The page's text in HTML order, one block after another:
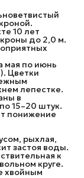
10 лет
до 2,0 м.
мая по июнь
Цветки
лепестке.
в
15–20 штук.
понижение
рыхлая,
застоя воды.
к
круге.
хвойным